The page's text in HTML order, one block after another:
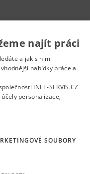
najít práci
a jak s nimi
nabídky práce a
INET-SERVIS.CZ
personalizace,
SOUBORY